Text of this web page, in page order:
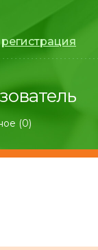
регистрация
(0)